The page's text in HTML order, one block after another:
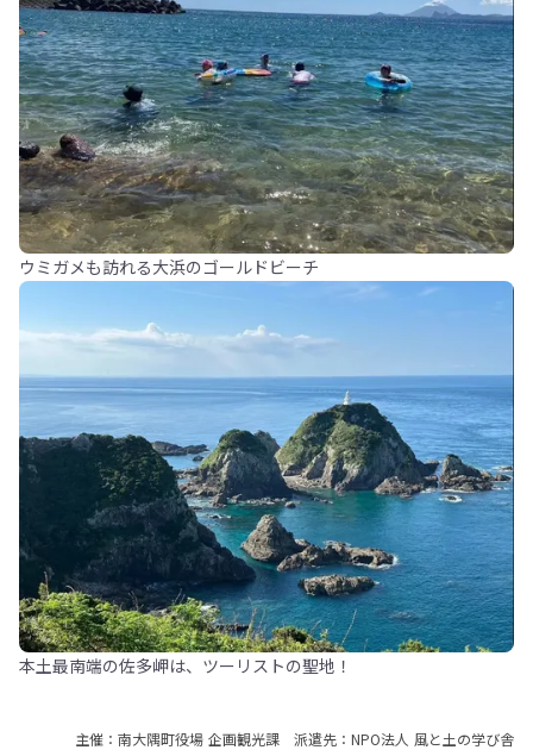
ウミガメも訪れる大浜のゴールドビーチ
本土最南端の佐多岬は、ツーリストの聖地！
主催：南大隅町役場 企画観光課 派遣先：NPO法人 風と土の学び舎